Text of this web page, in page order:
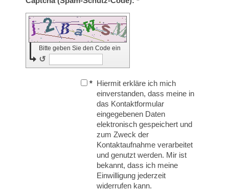
Bitte geben Sie den Code ein
↺
* Hiermit erkläre ich mich
einverstanden, dass meine in
das Kontaktformular
eingegebenen Daten
elektronisch gespeichert und
zum Zweck der
Kontaktaufnahme verarbeitet
und genutzt werden. Mir ist
bekannt, dass ich meine
Einwilligung jederzeit
widerrufen kann.